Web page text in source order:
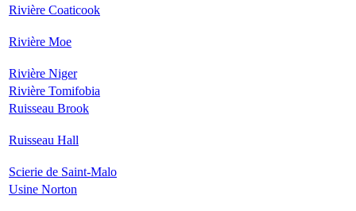
Rivière Coaticook
Rivière Moe
Rivière Niger
Rivière Tomifobia
Ruisseau Brook
Ruisseau Hall
Scierie de Saint-Malo
Usine Norton